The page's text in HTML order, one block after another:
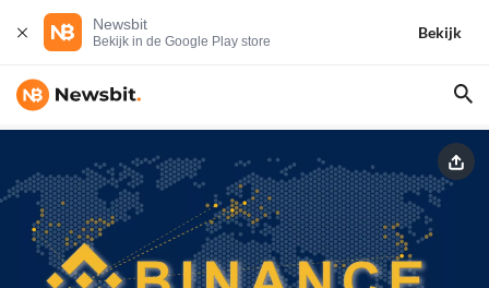
Newsbit
Bekijk in de Google Play store
Bekijk